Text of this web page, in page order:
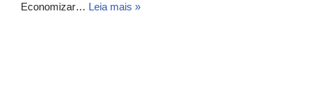
Economizar… Leia mais »